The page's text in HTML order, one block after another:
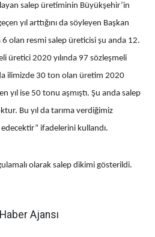
salep üretiminin Büyükşehir’in
yıl arttığını da söyleyen Başkan
6 olan resmi salep üreticisi şu anda 12.
üretici 2020 yılında 97 sözleşmeli
ilimizde 30 ton olan üretim 2020
yıl ise 50 tonu aşmıştı. Şu anda salep
Bu yıl da tarıma verdiğimiz
ifadelerini kullandı.
olarak salep dikimi gösterildi.
Ajansı